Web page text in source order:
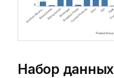
Набор данных